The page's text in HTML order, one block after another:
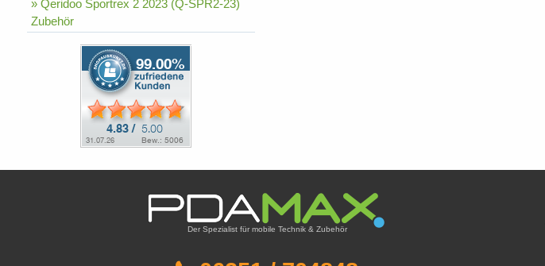
» Qeridoo Sportrex 2 2023 (Q-SPR2-23)
Zubehör
Der Spezialist für mobile Technik & Zubehör